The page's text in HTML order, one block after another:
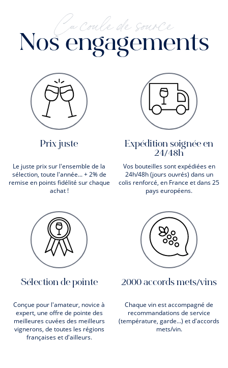
Ça coule de source
Nos engagements
Prix juste
Le juste prix sur l'ensemble de la
sélection, toute l'année... + 2% de
remise en points fidélité sur chaque
achat !
Expédition soignée en
24/48h
Vos bouteilles sont expédiées en
24h/48h (jours ouvrés) dans un
colis renforcé, en France et dans 25
pays européens.
Sélection de pointe
Conçue pour l'amateur, novice à
expert, une offre de pointe des
meilleures cuvées des meilleurs
vignerons, de toutes les régions
françaises et d'ailleurs.
2000 accords mets/vins
Chaque vin est accompagné de
recommandations de service
(température, garde...) et d'accords
mets/vin.